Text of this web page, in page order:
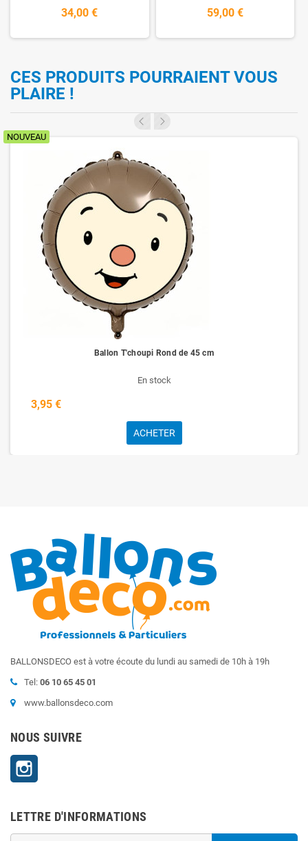
34,00 € 59,00 €
CES PRODUITS POURRAIENT VOUS
PLAIRE !
NOUVEAU
Ballon T'choupi Rond de 45 cm
En stock
3,95 €
ACHETER
BALLONSDECO est à votre écoute du lundi au samedi de 10h à 19h
Tel: 06 10 65 45 01
www.ballonsdeco.com
NOUS SUIVRE
LETTRE D'INFORMATIONS